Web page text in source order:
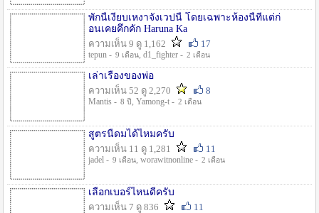
พักนี้เงียบเหงาจังเวปนี้ โดยเฉพาะห้องนี้ที่แต่ก่
อนเคยคึกคัก Haruna Ka
ความเห็น 9 ดู 1,162
17
tepun - 9 เดือน, d1_fighter - 2 เดือน
เล่าเรื่องของพ่อ
ความเห็น 52 ดู 2,270
8
Mantis - 8 ปี , Yamong-t - 2 เดือน
สูตรนี้ดมได้ไหมครับ
ความเห็น 11 ดู 1,281
11
jadel - 9 เดือน, worawitnonline - 2 เดือน
เลือกเบอร์ไหนดีครับ
ความเห็น 7 ดู 836
11